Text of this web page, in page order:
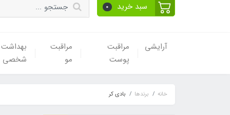
سبد خرید 0
آرایشی
مراقبت
پوست
مراقبت
مو
بهداشت
شخصی
خانه برندها بادی کر